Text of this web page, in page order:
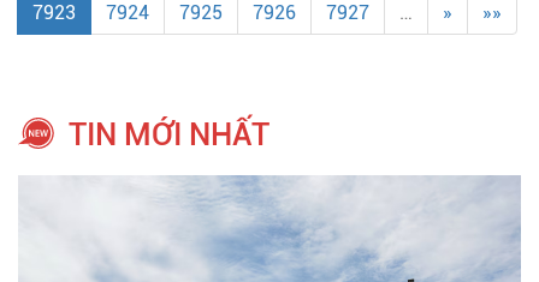
7923
7924 7925 7926 7927 … » »»
TIN MỚI NHẤT